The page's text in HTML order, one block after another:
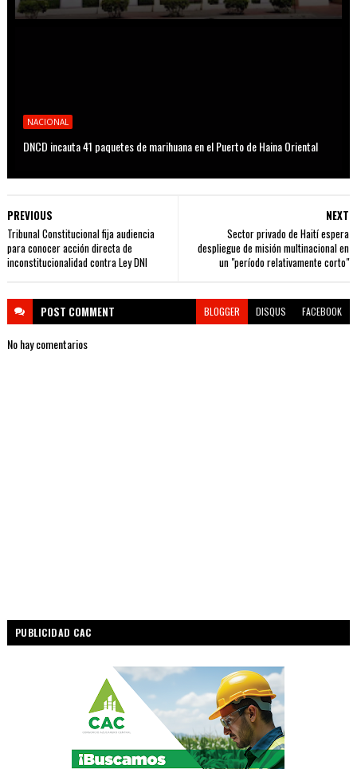
NACIONAL
DNCD incauta 41 paquetes de marihuana en el Puerto de Haina Oriental
NEXT
Sector privado de Haití espera
despliegue de misión multinacional en
un "período relativamente corto"
PREVIOUS
Tribunal Constitucional fija audiencia
para conocer acción directa de
inconstitucionalidad contra Ley DNI
POST COMMENT BLOGGER DISQUS FACEBOOK
No hay comentarios
PUBLICIDAD CAC